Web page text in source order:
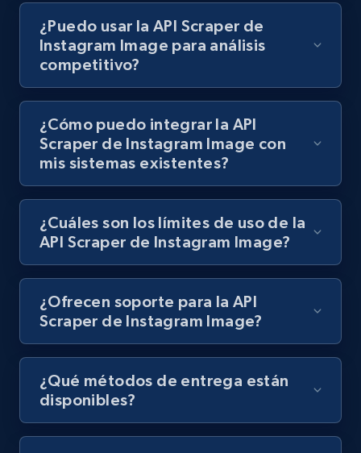
6.5K+ 761+ Prueba gratuita
URL, Final price, Sku, Currency, Gtin,
Specifications, Image urls, Top reviews, and
more.
5.6K+ 876+ Prueba gratuita
Walmart - products - Find new products by
using specific category URL
URL, Final price, Sku, Currency, Gtin,
Specifications, Image urls, Top reviews, and
more.
5.6K+ 876+
¿Puedo usar la API Scraper de
Instagram Image para análisis
competitivo?
¿Cómo puedo integrar la API
Scraper de Instagram Image con
mis sistemas existentes?
¿Cuáles son los límites de uso de la
API Scraper de Instagram Image?
¿Ofrecen soporte para la API
Scraper de Instagram Image?
¿Qué métodos de entrega están
disponibles?